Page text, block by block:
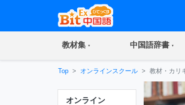
教材集(current) 中国語辞書
Top オンラインスクール 教材・カリ
オンライン